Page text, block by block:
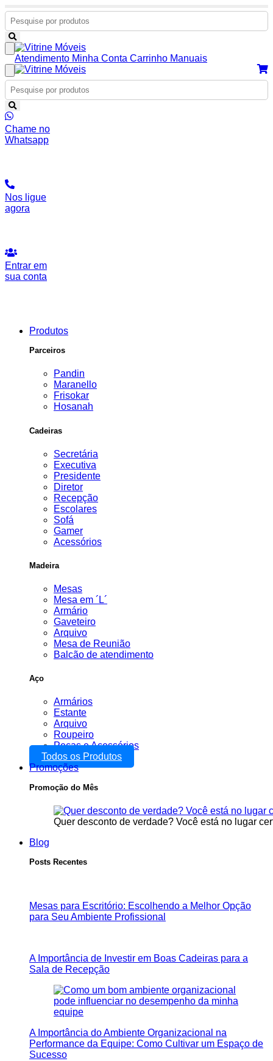
Atendimento Minha Conta Carrinho Manuais
Chame no
Whatsapp
Nos ligue
agora
Entrar em
sua conta
Produtos
Parceiros
Pandin
Maranello
Frisokar
Hosanah
Cadeiras
Secretária
Executiva
Presidente
Diretor
Recepção
Escolares
Sofá
Gamer
Acessórios
Madeira
Mesas
Mesa em ´L´
Armário
Gaveteiro
Arquivo
Mesa de Reunião
Balcão de atendimento
Aço
Armários
Estante
Arquivo
Roupeiro
Peças e Acessórios
Todos os Produtos
Promoções
Promoção do Mês
Quer desconto de verdade? Você está no lugar
Blog
Posts Recentes
Mesas para Escritório: Escolhendo a Melhor Opção
para Seu Ambiente Profissional
A Importância de Investir em Boas Cadeiras para a
Sala de Recepção
A Importância do Ambiente Organizacional na
Performance da Equipe: Como Cultivar um Espaço de
Sucesso